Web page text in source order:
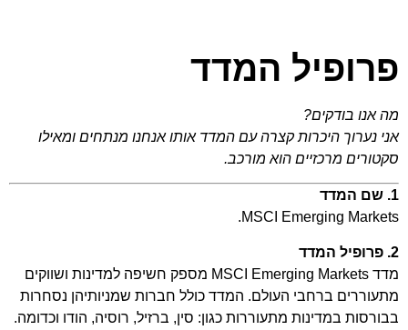
פרופיל המדד
מה אנו בודקים?
אני נערוך היכרות קצרה עם המדד אותו אנחנו מנתחים ומאילו
סקטורים מרכזיים הוא מורכב.
1. שם המדד
MSCI Emerging Markets.
2. פרופיל המדד
מדד MSCI Emerging Markets מספק חשיפה למדינות ושווקים
מתעוררים ברחבי העולם. המדד כולל חברות שמניותיהן נסחרות
בבורסות במדינות מתעוררות כגון: סין, ברזיל, רוסיה, הודו וכדומה.